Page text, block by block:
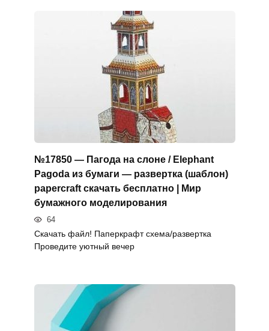
№17850 — Пагода на слоне / Elephant
Pagoda из бумаги — развертка (шаблон)
papercraft скачать бесплатно | Мир
бумажного моделирования
64
Скачать файл! Паперкрафт схема/развертка
Проведите уютный вечер